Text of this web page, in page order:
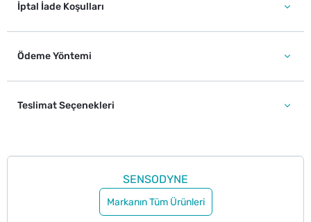
İptal İade Koşulları
Ödeme Yöntemi
Teslimat Seçenekleri
SENSODYNE
Markanın Tüm Ürünleri